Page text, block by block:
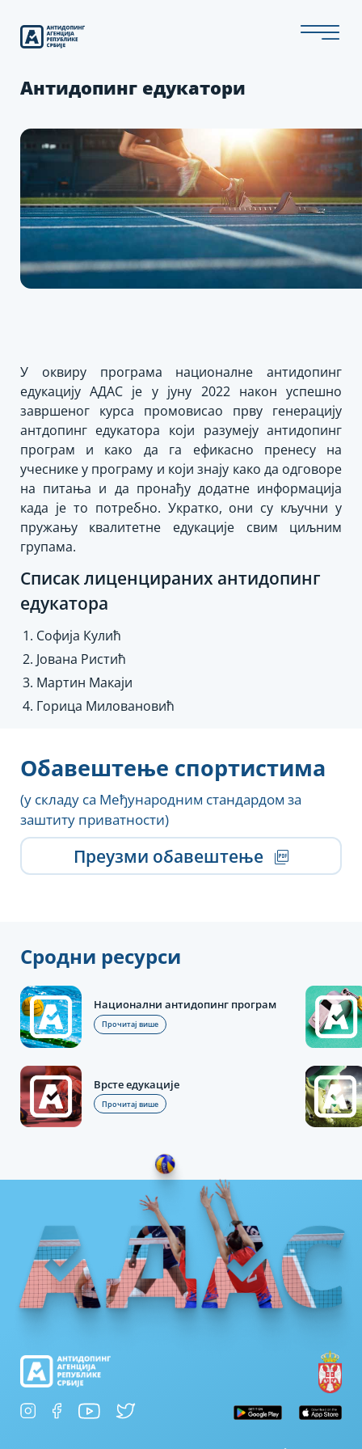
Антидопинг едукатори
У оквиру програма националне антидопинг
едукацију АДАС је у јуну 2022 након успешно
завршеног курса промовисао прву генерацију
антдопинг едукатора који разумеју антидопинг
програм и како да га ефикасно пренесу на
учеснике у програму и који знају како да одговоре
на питања и да пронађу додатне информација
када је то потребно. Укратко, они су кључни у
пружању квалитетне едукације свим циљним
групама.
Списак лиценцираних антидопинг
едукатора
Софија Кулић
Јована Ристић
Мартин Макаји
Горица Миловановић
Обавештење спортистима
(у складу са Међународним стандардом за
заштиту приватности)
Преузми обавештење
Сродни ресурси
Национални антидопинг програм
Прочитај више
Врсте едукације
Прочитај више